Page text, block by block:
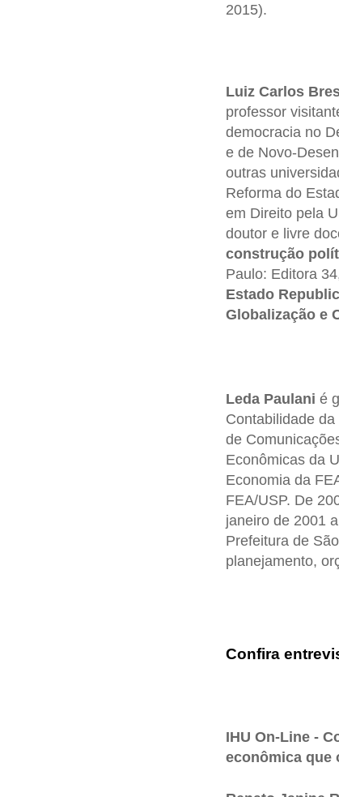
2015).
Luiz Carlos
professor
democracia no
e de Novo-
outras
Reforma do
em Direito pela
doutor e livre
construção
Paulo: Editora
Estado
Globalização e
Leda Paulani é
Contabilidade
de
Econômicas da
Economia da
FEA/USP. De
janeiro de 2001
Prefeitura de
planejamento,
Confira
IHU On-Line -
econômica que